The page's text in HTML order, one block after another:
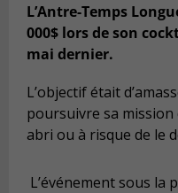
L’Antre-Temps
000$ lors de son
mai dernier.
L’objectif était
poursuivre sa mission
abri ou à risque de le
L’événement sous la